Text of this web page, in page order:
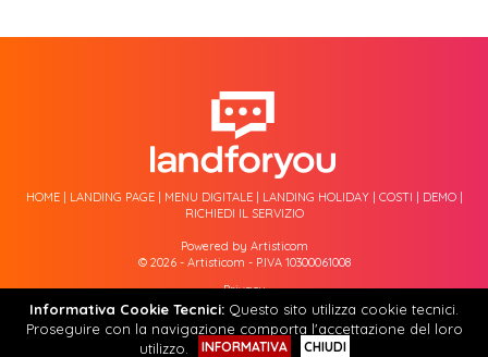
HOME| LANDING PAGE| MENU DIGITALE| LANDING HOLIDAY| COSTI DEMO|
RICHIEDI IL SERVIZIO
Powered by Artisticom
© 2026 - Artisticom - P.IVA 10300061008
Privacy
Cookie Tecnici
Informativa Cookie Tecnici: Questo sito utilizza cookie tecnici.
Proseguire con la navigazione comporta l'accettazione del loro
utilizzo.
INFORMATIVA CHIUDI